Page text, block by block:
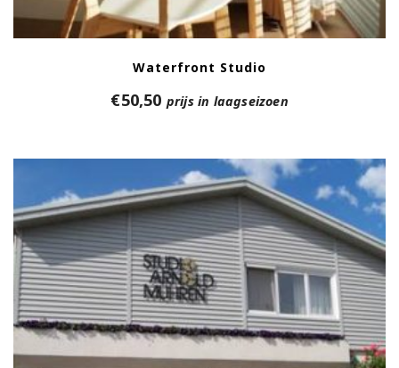
Waterfront Studio
€50,50 prijs in laagseizoen